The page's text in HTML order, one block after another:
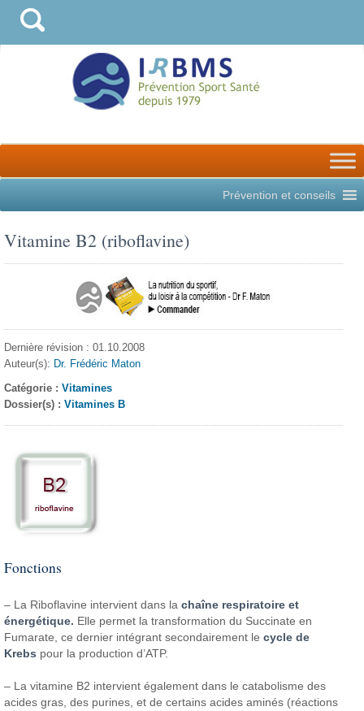
Prévention et conseils
Vitamine B2 (riboflavine)
Dernière révision : 01.10.2008
Auteur(s): Dr. Frédéric Maton
Catégorie :Vitamines
Dossier(s) :Vitamines B
Fonctions
– La Riboflavine intervient dans lachaîne respiratoire et
énergétique. Elle permet la transformation du Succinate en
Fumarate, ce dernier intégrant secondairement lecycle de
Krebs pour la production d’ATP.
– La vitamine B2 intervient également dans le catabolisme des
acides gras, des purines, et de certains acides aminés (réactions